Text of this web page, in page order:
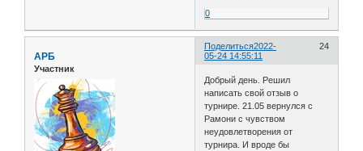
0
Поделиться 24
2022-
05-24 14:55:11
АРБ
Участник
Добрый день. Решил
написать свой отзыв о
турнире. 21.05 вернулся с
Рамони с чувством
неудовлетворения от
турнира. И вроде бы